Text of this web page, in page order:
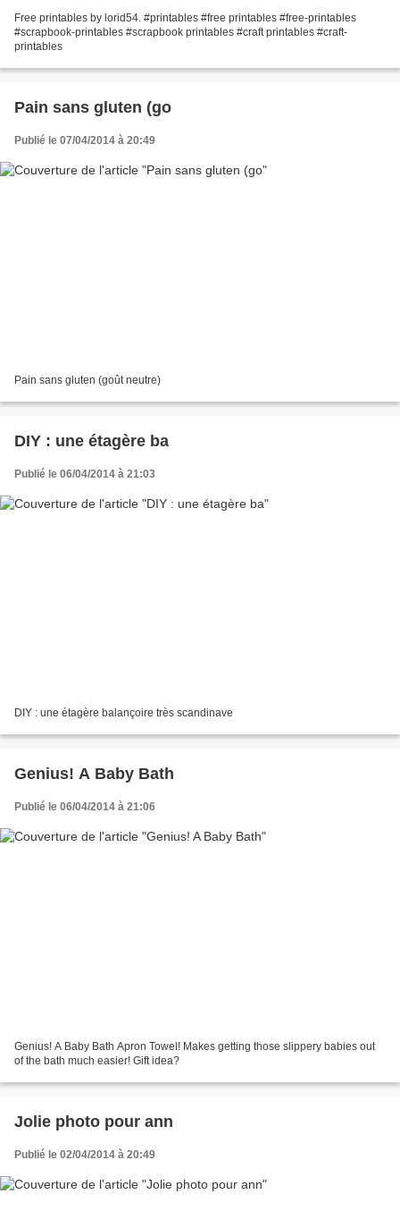
Free printables by lorid54. #printables #free printables #free-printables
#scrapbook-printables #scrapbook printables #craft printables #craft-
printables
Pain sans gluten (go
Publié le 07/04/2014 à 20:49
Pain sans gluten (goût neutre)
DIY : une étagère ba
Publié le 06/04/2014 à 21:03
DIY : une étagère balançoire très scandinave
Genius! A Baby Bath
Publié le 06/04/2014 à 21:06
Genius! A Baby Bath Apron Towel! Makes getting those slippery babies out
of the bath much easier! Gift idea?
Jolie photo pour ann
Publié le 02/04/2014 à 20:49